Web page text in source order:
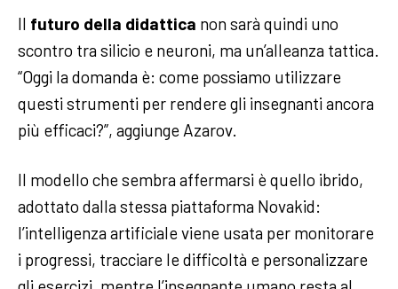
Il futuro della didattica non sarà quindi uno
scontro tra silicio e neuroni, ma un’alleanza tattica.
“Oggi la domanda è: come possiamo utilizzare
questi strumenti per rendere gli insegnanti ancora
più efficaci?”, aggiunge Azarov.
Il modello che sembra affermarsi è quello ibrido,
adottato dalla stessa piattaforma Novakid:
l’intelligenza artificiale viene usata per monitorare
i progressi, tracciare le difficoltà e personalizzare